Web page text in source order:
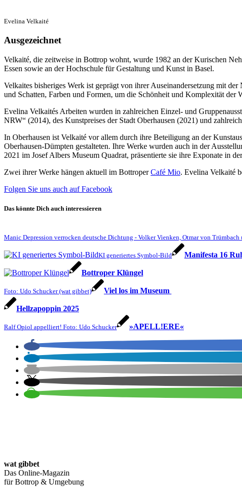
Evelina Velkaité
Ausgezeichnet
Velkaité, die zeitweise in Bottrop wohnt, wurde 1982 an der Kurischen
Essen sowie an der Hochschule für Gestaltung und Kunst in Basel.
Velkaites bisheriges Werk ist geprägt von ihrer Auseinandersetzung mit
und Schatten, Farben und Formen, um die Schönheit und Komplexität der
Evelina Velkaités Arbeiten wurden in zahlreichen Einzel- und
NRW“ (2014), des Kunstpreises der Stadt Oberhausen (2021) und
In Oberhausen ist Velkaité vor allem durch ihre Beteiligung an der
Oberhausen-Dümpten gestalteten. Ihre Werke wurden auch in der
2021 im Josef Albers Museum Quadrat, präsentierte sie ihre Exponate in
Zwei ihrer Werke hängen aktuell im BottroperCafé Mio. Evelina Velkaité
Folgen Sie uns auch auf Facebook
Das könnte Dich auch interessieren
Manic Depression verrocken deutsche Dichtung - Volker Vienken, Otmar von Trümbach
KI generiertes Symbol-Bild Manifesta 16
Bottroper Klüngel
Foto: Udo Schucker (wat gibbet) Viel los im Museum
Hellzapoppin 2025
Ralf Opiol appelliert! Foto: Udo Schucker »APELL!ERE«
wat gibbet
Das Online-Magazin
für Bottrop & Umgebung